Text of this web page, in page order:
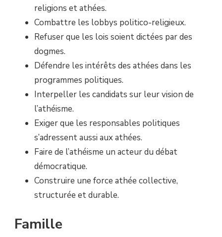
religions et athées.
Combattre les lobbys politico-religieux.
Refuser que les lois soient dictées par des
dogmes.
Défendre les intérêts des athées dans les
programmes politiques.
Interpeller les candidats sur leur vision de
l’athéisme.
Exiger que les responsables politiques
s’adressent aussi aux athées.
Faire de l’athéisme un acteur du débat
démocratique.
Construire une force athée collective,
structurée et durable.
Famille